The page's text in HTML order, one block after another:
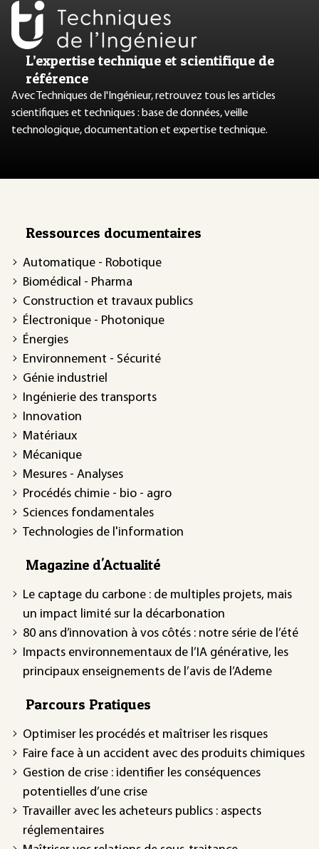
L’expertise technique et scientifique de
référence
Avec Techniques de l'Ingénieur, retrouvez tous les articles
scientifiques et techniques : base de données, veille
technologique, documentation et expertise technique.
Ressources documentaires
Automatique - Robotique
Biomédical - Pharma
Construction et travaux publics
Électronique - Photonique
Énergies
Environnement - Sécurité
Génie industriel
Ingénierie des transports
Innovation
Matériaux
Mécanique
Mesures - Analyses
Procédés chimie - bio - agro
Sciences fondamentales
Technologies de l'information
Magazine d'Actualité
Le captage du carbone : de multiples projets, mais
un impact limité sur la décarbonation
80 ans d’innovation à vos côtés : notre série de l’été
Impacts environnementaux de l’IA générative, les
principaux enseignements de l’avis de l’Ademe
Parcours Pratiques
Optimiser les procédés et maîtriser les risques
Faire face à un accident avec des produits chimiques
Gestion de crise : identifier les conséquences
potentielles d’une crise
Travailler avec les acheteurs publics : aspects
réglementaires